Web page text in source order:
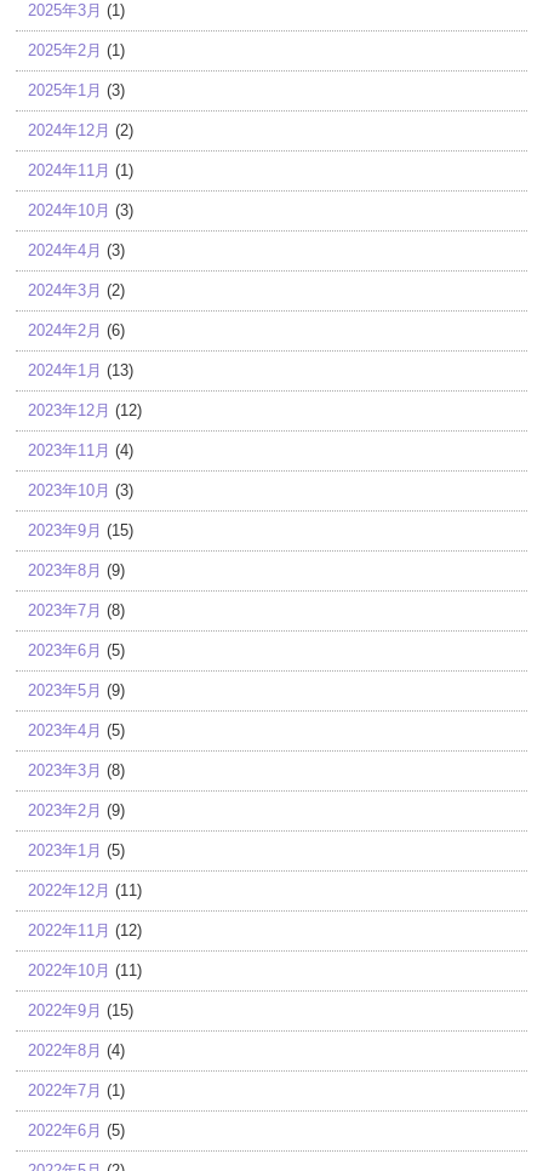
2025年3月 (1)
2025年2月 (1)
2025年1月 (3)
2024年12月 (2)
2024年11月 (1)
2024年10月 (3)
2024年4月 (3)
2024年3月 (2)
2024年2月 (6)
2024年1月 (13)
2023年12月 (12)
2023年11月 (4)
2023年10月 (3)
2023年9月 (15)
2023年8月 (9)
2023年7月 (8)
2023年6月 (5)
2023年5月 (9)
2023年4月 (5)
2023年3月 (8)
2023年2月 (9)
2023年1月 (5)
2022年12月 (11)
2022年11月 (12)
2022年10月 (11)
2022年9月 (15)
2022年8月 (4)
2022年7月 (1)
2022年6月 (5)